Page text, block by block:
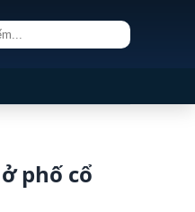
phố cổ